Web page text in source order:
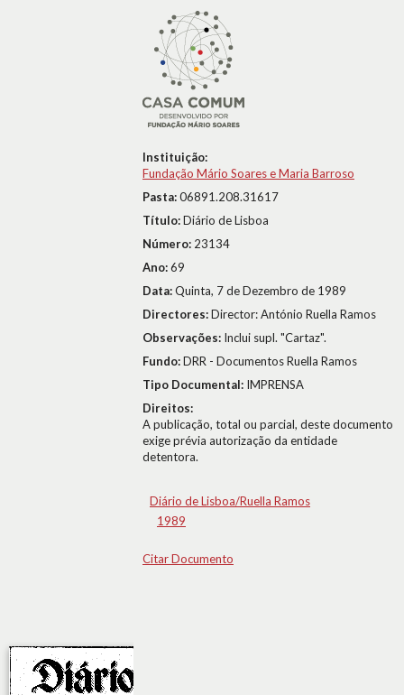
Instituição:
Fundação Mário Soares e Maria Barroso
Pasta:06891.208.31617
Título:Diário de Lisboa
Número: 23134
Ano:69
Data:Quinta, 7 de Dezembro de 1989
Directores:Director: António Ruella Ramos
Observações: Inclui supl. "Cartaz".
Fundo:DRR - Documentos Ruella Ramos
Tipo Documental: IMPRENSA
Direitos:
A publicação, total ou parcial, deste documento
exige prévia autorização da entidade
detentora.
Diário de Lisboa/Ruella Ramos
1989
Citar Documento